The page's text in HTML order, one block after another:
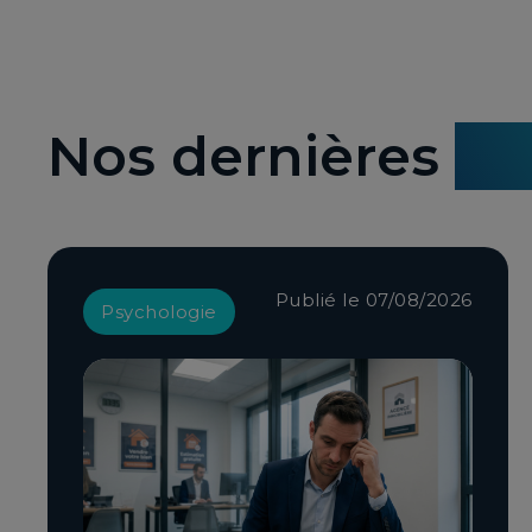
Nos dernières
Psychologie
Publié le 07/08/2026